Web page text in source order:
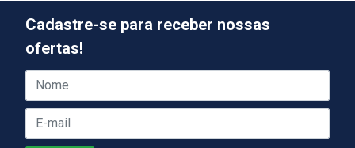
Cadastre-se para receber nossas
ofertas!